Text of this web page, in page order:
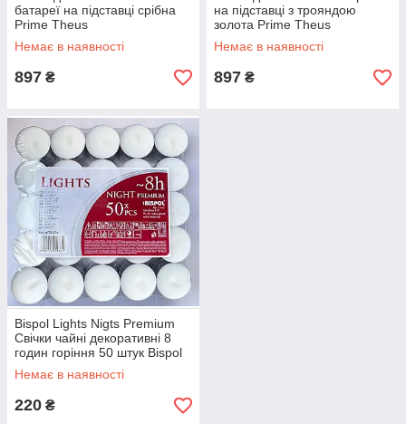
батареї на підставці срібна
Prime Theus
Немає в наявності
897 ₴
на підставці з трояндою
золота Prime Theus
Немає в наявності
897 ₴
Bispol Lights Nigts Premium
Свічки чайні декоративні 8
годин горіння 50 штук Bispol
Польща
Немає в наявності
220 ₴